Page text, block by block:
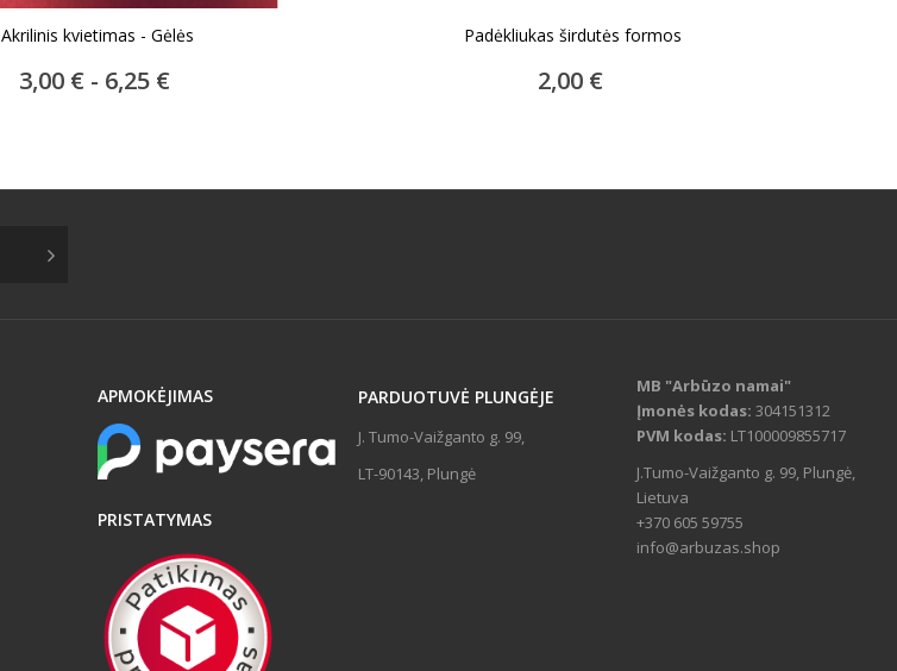
Akrilinis kvietimas - Gėlės
3,00 € - 6,25 €
ĮDĖTI Į KREPŠELĮ
Padėkliukas širdutės formos
2,00 €
APMOKĖJIMAS
PRISTATYMAS
PARDUOTUVĖ PLUNGĖJE
J. Tumo-Vaižganto g. 99,
LT-90143, Plungė
MB "Arbūzo namai"
Įmonės kodas: 304151312
PVM kodas: LT100009855717
J.Tumo-Vaižganto g. 99, Plungė,
Lietuva
+370 605 59755
info@arbuzas.shop